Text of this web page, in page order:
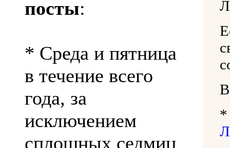
посты:
* Среда и пятница
в течение всего
года, за
исключением
сплошных седмиц